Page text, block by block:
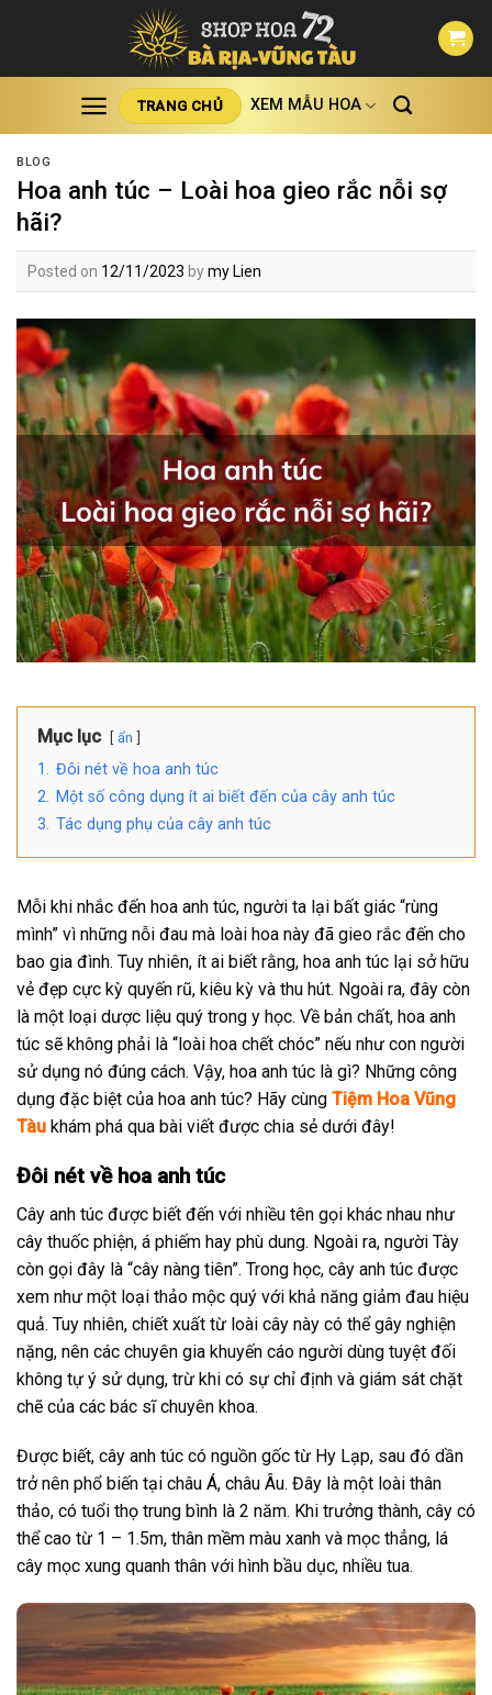
TRANG CHỦ XEM MẪU HOA
BLOG
Hoa anh túc – Loài hoa gieo rắc nỗi sợ
hãi?
Posted on 12/11/2023 bymy Lien
Mục lục ẩn
1. Đôi nét về hoa anh túc
2. Một số công dụng ít ai biết đến của cây anh túc
3. Tác dụng phụ của cây anh túc
Mỗi khi nhắc đến hoa anh túc, người ta lại bất giác “rùng
mình” vì những nỗi đau mà loài hoa này đã gieo rắc đến cho
bao gia đình. Tuy nhiên, ít ai biết rằng, hoa anh túc lại sở hữu
vẻ đẹp cực kỳ quyến rũ, kiêu kỳ và thu hút. Ngoài ra, đây còn
là một loại dược liệu quý trong y học. Về bản chất, hoa anh
túc sẽ không phải là “loài hoa chết chóc” nếu như con người
sử dụng nó đúng cách. Vậy, hoa anh túc là gì? Những công
dụng đặc biệt của hoa anh túc? Hãy cùng Tiệm Hoa Vũng
Tàu khám phá qua bài viết được chia sẻ dưới đây!
Đôi nét về hoa anh túc
Cây anh túc được biết đến với nhiều tên gọi khác nhau như
cây thuốc phiện, á phiếm hay phù dung. Ngoài ra, người Tày
còn gọi đây là “cây nàng tiên”. Trong học, cây anh túc được
xem như một loại thảo mộc quý với khả năng giảm đau hiệu
quả. Tuy nhiên, chiết xuất từ loài cây này có thể gây nghiện
nặng, nên các chuyên gia khuyến cáo người dùng tuyệt đối
không tự ý sử dụng, trừ khi có sự chỉ định và giám sát chặt
chẽ của các bác sĩ chuyên khoa.
Được biết, cây anh túc có nguồn gốc từ Hy Lạp, sau đó dần
trở nên phổ biến tại châu Á, châu Âu. Đây là một loài thân
thảo, có tuổi thọ trung bình là 2 năm. Khi trưởng thành, cây có
thể cao từ 1 – 1.5m, thân mềm màu xanh và mọc thẳng, lá
cây mọc xung quanh thân với hình bầu dục, nhiều tua.